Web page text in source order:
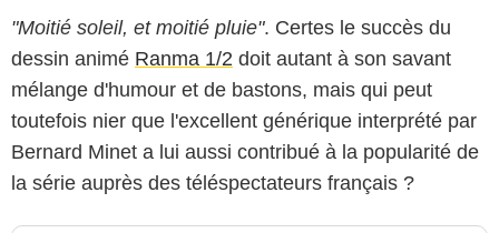
"Moitié soleil, et moitié pluie". Certes le succès du
dessin animé Ranma 1/2 doit autant à son savant
mélange d'humour et de bastons, mais qui peut
toutefois nier que l'excellent générique interprété par
Bernard Minet a lui aussi contribué à la popularité de
la série auprès des téléspectateurs français ?